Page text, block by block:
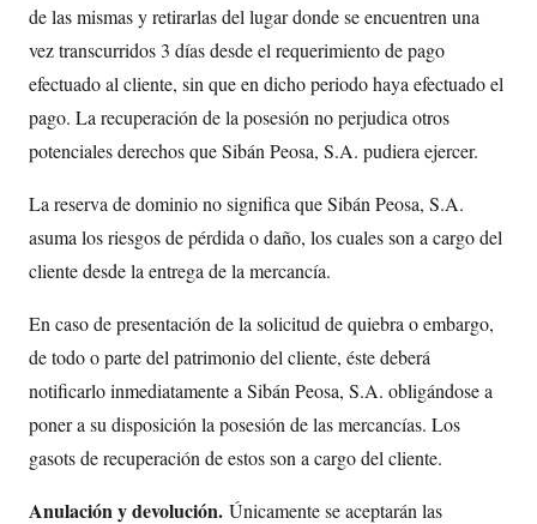
de las mismas y retirarlas del lugar donde se encuentren una
vez transcurridos 3 días desde el requerimiento de pago
efectuado al cliente, sin que en dicho periodo haya efectuado el
pago. La recuperación de la posesión no perjudica otros
potenciales derechos que Sibán Peosa, S.A. pudiera ejercer.
La reserva de dominio no significa que Sibán Peosa, S.A.
asuma los riesgos de pérdida o daño, los cuales son a cargo del
cliente desde la entrega de la mercancía.
En caso de presentación de la solicitud de quiebra o embargo,
de todo o parte del patrimonio del cliente, éste deberá
notificarlo inmediatamente a Sibán Peosa, S.A. obligándose a
poner a su disposición la posesión de las mercancías. Los
gasots de recuperación de estos son a cargo del cliente.
Anulación y devolución. Únicamente se aceptarán las